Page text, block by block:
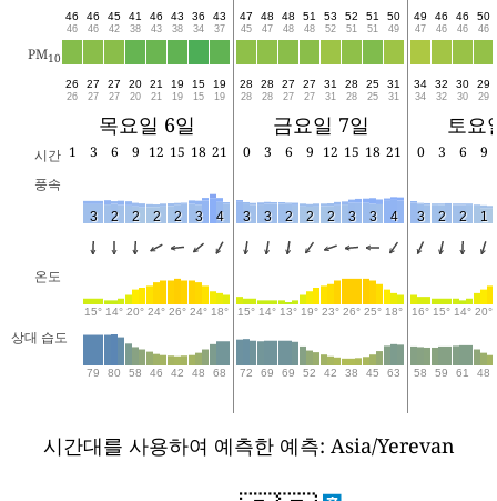
46
46
46
46
45
42
41
38
46
43
43
38
36
34
43
37
47
45
48
47
48
48
51
48
53
52
52
51
51
51
50
49
49
47
46
46
46
46
50
46
PM10
26
26
27
27
27
27
20
20
21
21
19
19
15
15
19
19
28
28
28
28
27
27
27
27
31
31
28
28
25
25
31
31
34
34
32
32
30
30
29
29
목요일 6일 금요일 7일 토요
시간 1 3 6 9 12 15 18 21 0 3 6 9 12 15 18 21 0 3 6
9
풍속
3 2 2 2 2 3 4 3 3 2 2 2 3 3 4 3 2 2 1
온도
15° 14° 20° 24° 26° 24° 18° 15° 14° 13° 19° 23° 26° 25° 18° 16° 15° 14° 20°
상대 습도
79 80 58 46 42 48 68 72 69 69 52 42 38 45 63 58 59 61 48
시간대를 사용하여 예측한 예측: Asia/Yerevan